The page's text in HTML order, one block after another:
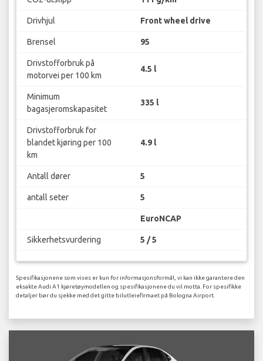
Drivhjul Front wheel drive
Brensel 95
Drivstofforbruk på
motorvei per 100 km
4.5 l
Minimum
bagasjeromskapasitet
335 l
Drivstofforbruk for
blandet kjøring per 100
km
4.9 l
Antall dører 5
antall seter 5
EuroNCAP
Sikkerhetsvurdering 5 / 5
Spesifikasjonene som vises er kun for informasjonsformål, vi kan ikke garantere den
eksakte Audi A1 kjøretøymodellen og spesifikasjonene du vil motta. For spesifikke
detaljer bør du sjekke med det gitte bilutleiefirmaet på Bologna Airport.